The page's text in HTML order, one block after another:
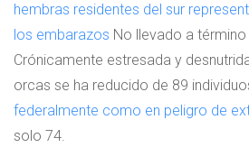
hembras residentes del sur
los embarazos No llevado a
Crónicamente estresada y
orcas se ha reducido de 89
federalmente como en peligro de
solo 74.